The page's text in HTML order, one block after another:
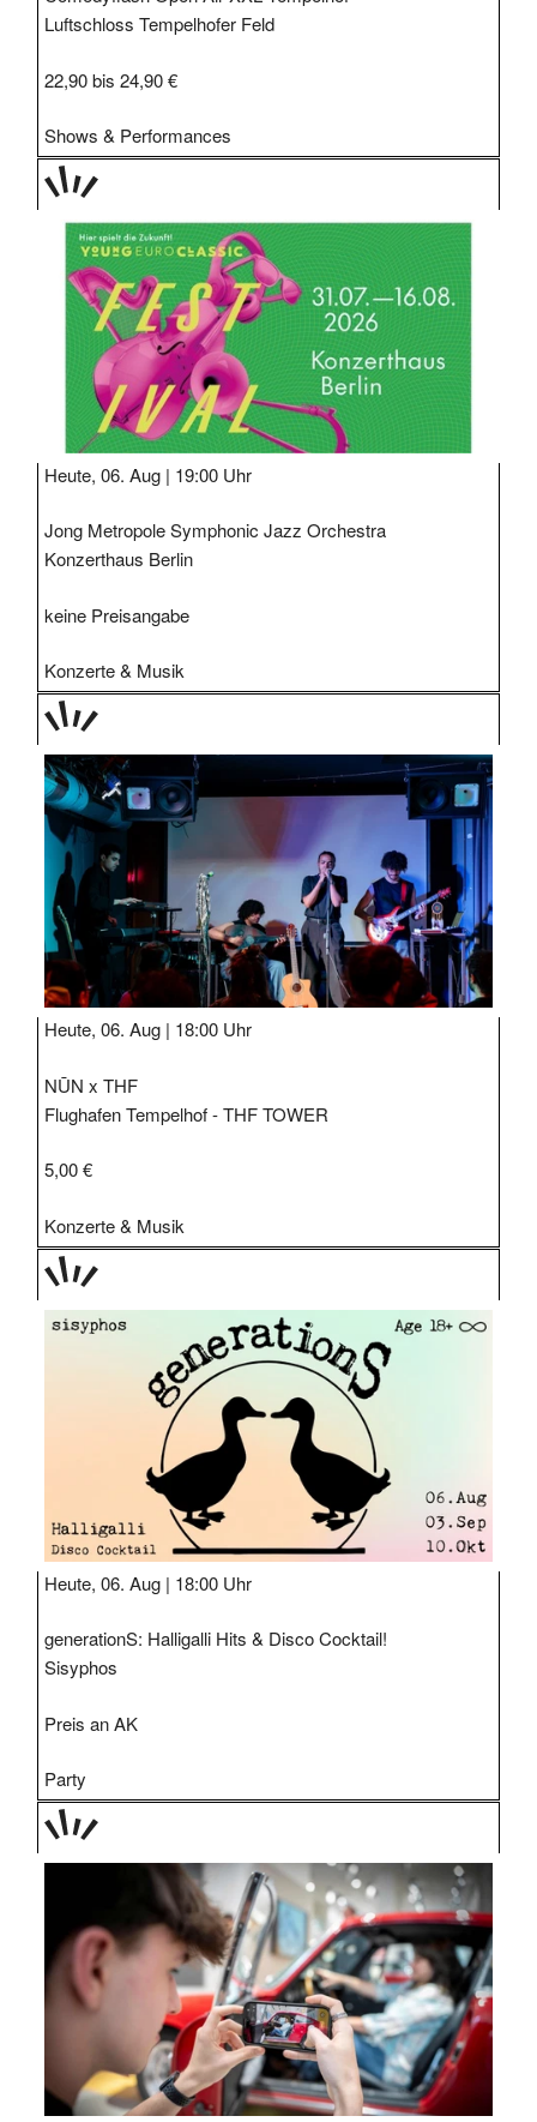
Luftschloss Tempelhofer Feld
22,90 bis 24,90 €
Shows & Performances
TAGE
STIPP
Heute, 06. Aug | 19:00 Uhr
Jong Metropole Symphonic Jazz Orchestra
Konzerthaus Berlin
keine Preisangabe
Konzerte & Musik
TAGE
STIPP
Heute, 06. Aug | 18:00 Uhr
NŪN x THF
Flughafen Tempelhof - THF TOWER
5,00 €
Konzerte & Musik
TAGE
STIPP
Heute, 06. Aug | 18:00 Uhr
generationS: Halligalli Hits & Disco Cocktail!
Sisyphos
Preis an AK
Party
TAGE